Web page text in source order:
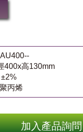
400x高130mm
±2%
丙烯
加入產品詢問